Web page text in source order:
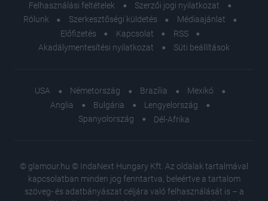
Felhasználási feltételek
Szerzői jogi nyilatkozat
Rólunk
Szerkesztőségi küldetés
Médiaajánlat
Előfizetés
Kapcsolat
RSS
Akadálymentesítési nyilatkozat
Süti beállítások
USA Németország Brazília
Mexikó
Anglia
Bulgária
Lengyelország
Spanyolország
Dél-Afrika
© glamour.hu © IndaNext Hungary Kft. Az oldalak tartalmával
kapcsolatban minden jog fenntartva, beleértve a tartalom
szöveg- és adatbányászat céljára való felhasználását is – a